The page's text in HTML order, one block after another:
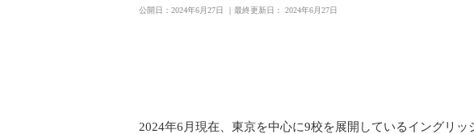
公開日： 2024年6月27日 ｜最終更新日： 2024年6月27日
2024年6月現在、東京を中心に9校を展開しているイングリ